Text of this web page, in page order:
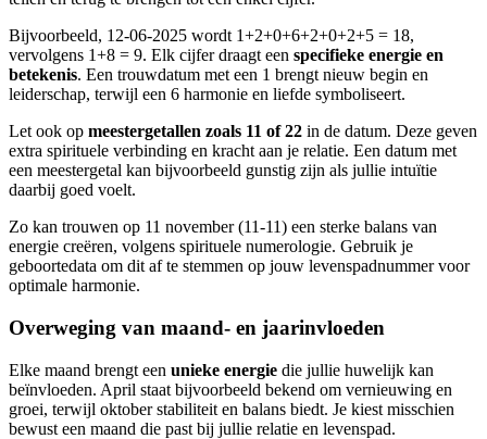
Bijvoorbeeld, 12-06-2025 wordt 1+2+0+6+2+0+2+5 = 18,
vervolgens 1+8 = 9. Elk cijfer draagt een specifieke energie en
betekenis. Een trouwdatum met een 1 brengt nieuw begin en
leiderschap, terwijl een 6 harmonie en liefde symboliseert.
Let ook op meestergetallen zoals 11 of 22 in de datum. Deze geven
extra spirituele verbinding en kracht aan je relatie. Een datum met
een meestergetal kan bijvoorbeeld gunstig zijn als jullie intuïtie
daarbij goed voelt.
Zo kan trouwen op 11 november (11-11) een sterke balans van
energie creëren, volgens spirituele numerologie. Gebruik je
geboortedata om dit af te stemmen op jouw levenspadnummer voor
optimale harmonie.
Overweging van maand- en jaarinvloeden
Elke maand brengt een unieke energie die jullie huwelijk kan
beïnvloeden. April staat bijvoorbeeld bekend om vernieuwing en
groei, terwijl oktober stabiliteit en balans biedt. Je kiest misschien
bewust een maand die past bij jullie relatie en levenspad.